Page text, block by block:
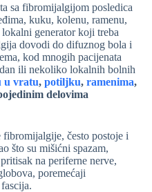
sa fibromijalgijom posledica
kuku, kolenu, ramenu,
generator koji treba
dovodi do difuznog bola i
kod mnogih pacijenata
ili nekoliko lokalnih bolnih
u vratu, potiljku, ramenima,
delovima
fibromijalgije, često postoje i
što su mišićni spazam,
na periferne nerve,
poremećaji